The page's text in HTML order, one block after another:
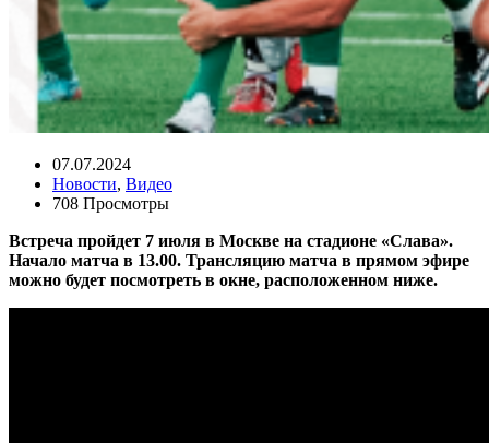
07.07.2024
Новости, Видео
708 Просмотры
Встреча пройдет 7 июля в Москве на стадионе «Слава».
Начало матча в 13.00. Трансляцию матча в прямом эфире
можно будет посмотреть в окне, расположенном ниже.